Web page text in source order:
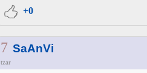
+0
7 SaAnVi
tzar